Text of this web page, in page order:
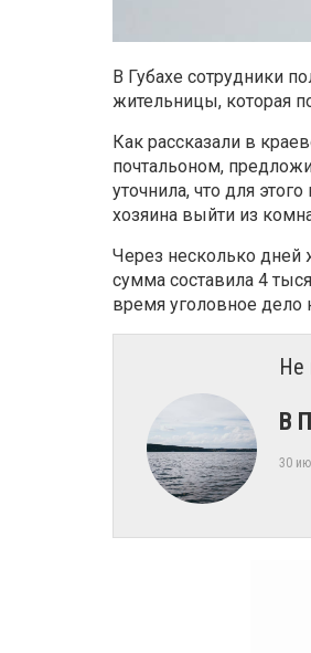
В Губахе сотрудники
жительницы, которая
Как рассказали в
почтальоном,
уточнила, что для
хозяина выйти из
Через несколько
сумма составила 4
время уголовное дело
Не
​В
30